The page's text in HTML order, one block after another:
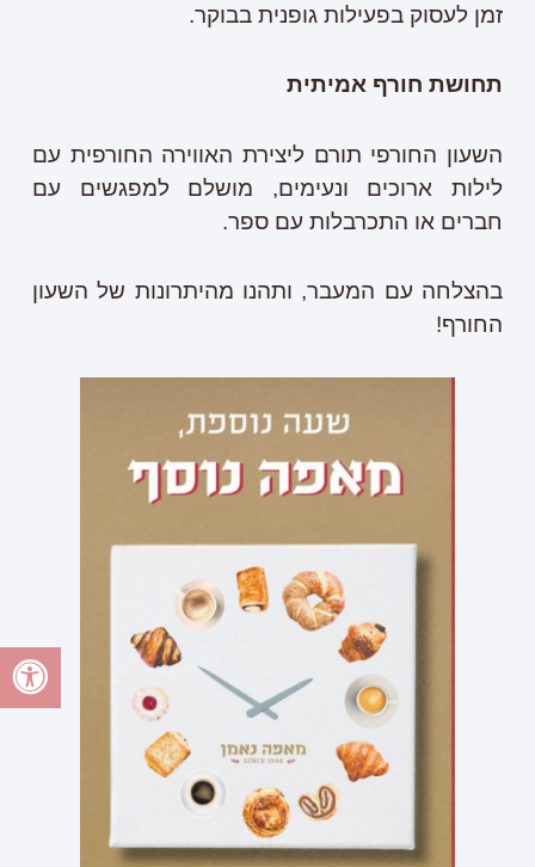
זמן לעסוק בפעילות גופנית בבוקר.
תחושת חורף אמיתית
השעון החורפי תורם ליצירת האווירה החורפית עם
לילות ארוכים ונעימים, מושלם למפגשים עם
חברים או התכרבלות עם ספר.
בהצלחה עם המעבר, ותהנו מהיתרונות של השעון
החורף!